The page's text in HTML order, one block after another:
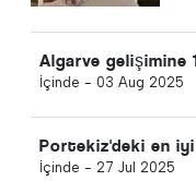
Algarve gelişimine
İçinde - 03 Aug 2025
Portekiz'deki en
İçinde - 27 Jul 2025